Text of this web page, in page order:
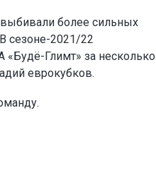
выбивали более сильных
сезоне-2021/22
«Будё-Глимт» за несколько
еврокубков.